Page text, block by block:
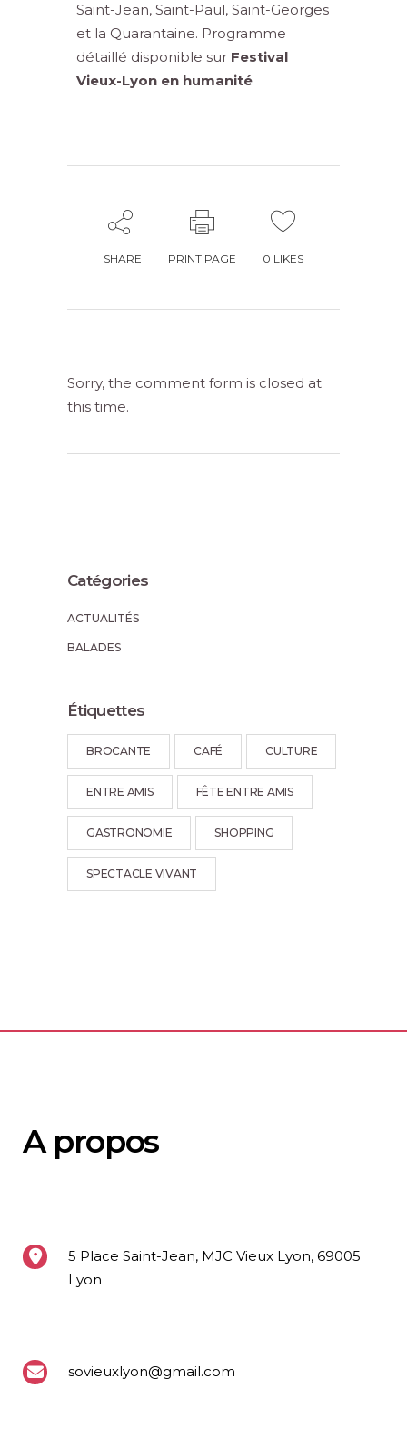
Saint-Jean, Saint-Paul, Saint-Georges
et la Quarantaine. Programme
détaillé disponible sur Festival
Vieux-Lyon en humanité
SHARE PRINT PAGE 0 LIKES
Sorry, the comment form is closed at
this time.
Catégories
ACTUALITÉS
BALADES
Étiquettes
BROCANTE CAFÉ CULTURE
ENTRE AMIS FÊTE ENTRE AMIS
GASTRONOMIE SHOPPING
SPECTACLE VIVANT
A propos
5 Place Saint-Jean, MJC Vieux Lyon, 69005
Lyon
sovieuxlyon@gmail.com